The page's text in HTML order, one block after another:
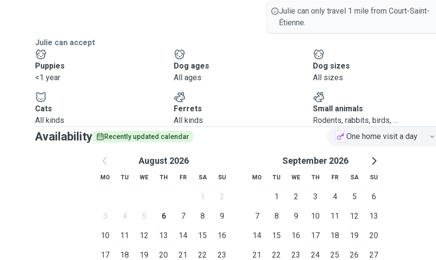
Julie can only travel 1 mile from Court-Saint-
Étienne.
Julie can accept
Puppies
<1 year
Dog ages
All ages
Dog sizes
All sizes
Cats
All kinds
Ferrets
All kinds
Small animals
Rodents, rabbits, birds, ...
Availability Recently updated calendar One home visit a day
August 2026
MO TU WE TH FR SA SU
1 2
3 4 5 6 7 8 9
10 11 12 13 14 15 16
17 18 19 20 21 22 23
September 2026
MO TU WE TH FR SA SU
1 2 3 4 5 6
7 8 9 10 11 12 13
14 15 16 17 18 19 20
21 22 23 24 25 26 27